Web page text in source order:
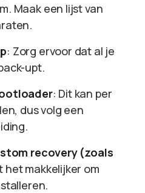
Maak een lijst van
: Zorg ervoor dat al je
upt.
: Dit kan per
dus volg een
recovery (zoals
het makkelijker om